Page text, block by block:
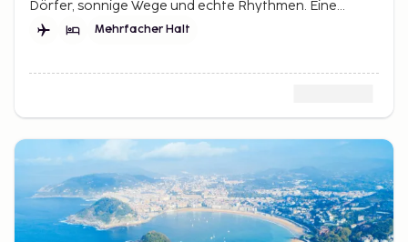
Dörfer, sonnige Wege und echte Rhythmen. Eine
sorgfältig gewählte Reise durch das Herz Südspaniens.
Mehrfacher Halt